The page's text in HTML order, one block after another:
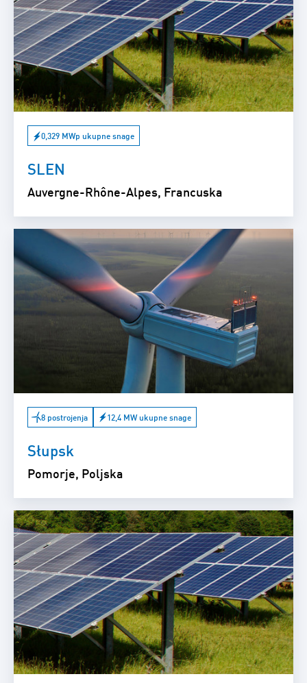
0,329 MWp ukupne snage
SLEN
Auvergne-Rhône-Alpes, Francuska
8 postrojenja 12,4 MW ukupne snage
Słupsk
Pomorje, Poljska